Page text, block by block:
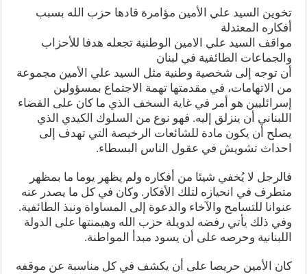
تخوين السيد علي الأمين مؤامرة قادها حزب الله بسبب
أفكاره المعتدلة
مواقف السيد علي الامين الوطنية تجعله هدفا للأحزاب
والجماعات الطائفية في لبنان
أن توجه إلى شخصية وطنية مثل السيد علي الأمين مجموعة
من الاتهامات، في مقدمتها تهمة الاجتماع بمسؤولين
إسرائليين هو أمر في غاية السخف الذي ما كان على القضاء
اللبناني أن ينزلق إليه. فهو نوع من السلوك الكيدي الذي
يصلح أن يكون مادة للشائعات الرخيصة التي تهدف إلى
احداث تشويش في عقول الناس البسطاء.
فالرجل لا يُخفي شيئا من أفكاره ولم يظهر يوما ما بمظهر
متطرف في انحيازه لتلك الأفكار. وكان في كل ما يصدر عنه
عنوانا للتسامح والآخاء والدعوة إلى المساواة ونبذ الطائفية.
وفي ذلك يأتي رفضه لدويلة حزب الله وهيمنتها على الدولة
اللبنانية وحرصه على أن يسود مبدأ المواطنة.
كان الأمين حريصا على أن يكشف في كل مناسبة عن موقفه